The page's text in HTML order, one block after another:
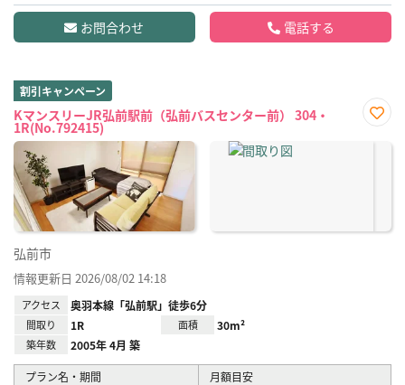
お問合わせ 電話する
割引キャンペーン
KマンスリーJR弘前駅前（弘前バスセンター前） 304・
1R(No.792415)
に入
弘前市
情報更新日 2026/08/02 14:18
アクセス 奥羽本線「弘前駅」徒歩6分
間取り 1R 面積 30m²
築年数 2005年 4月 築
プラン名・期間 月額目安